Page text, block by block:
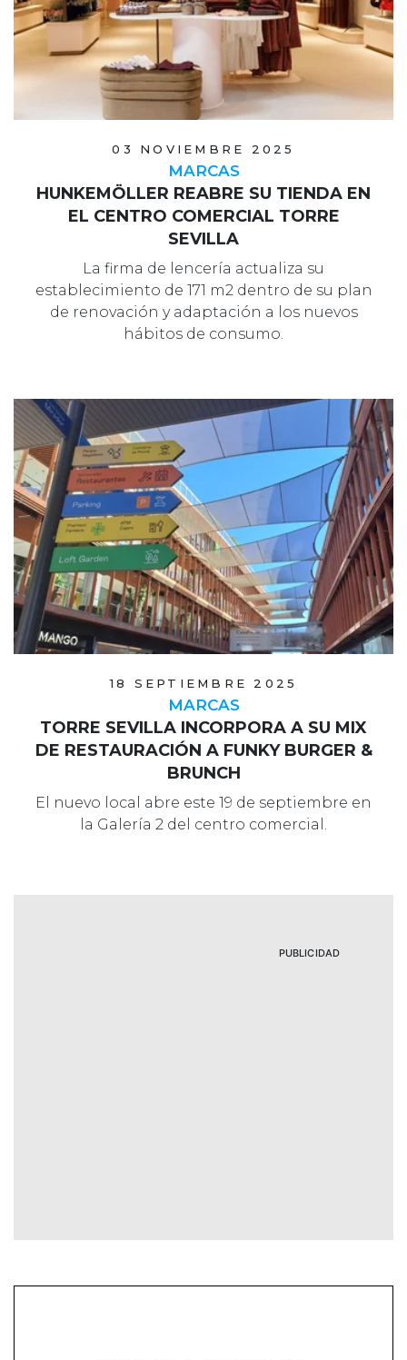
03 NOVIEMBRE 2025
MARCAS
HUNKEMÖLLER REABRE SU TIENDA EN
EL CENTRO COMERCIAL TORRE
SEVILLA
La firma de lencería actualiza su
establecimiento de 171 m2 dentro de su plan
de renovación y adaptación a los nuevos
hábitos de consumo.
18 SEPTIEMBRE 2025
MARCAS
TORRE SEVILLA INCORPORA A SU MIX
DE RESTAURACIÓN A FUNKY BURGER &
BRUNCH
El nuevo local abre este 19 de septiembre en
la Galería 2 del centro comercial.
PUBLICIDAD